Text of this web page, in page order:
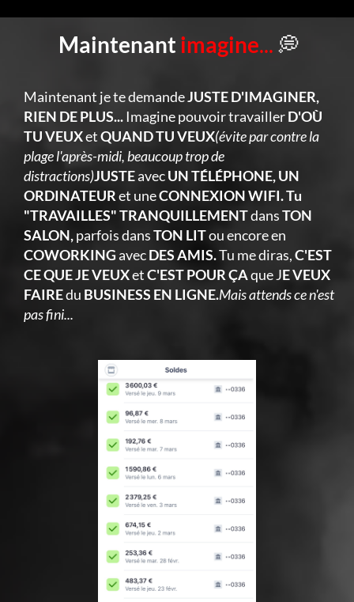
Maintenant imagine... 💭
Maintenant je te demandeJUSTE D'IMAGINER,
RIEN DE PLUS... Imagine pouvoir travaillerD'OÙ
TU VEUXetQUAND TU VEUX(évite par contre la
plage l'après-midi, beaucoup trop de
distractions)JUSTEavecUN TÉLÉPHONE, UN
ORDINATEURet uneCONNEXION WIFI. Tu
"TRAVAILLES" TRANQUILLEMENTdansTON
SALON,parfois dansTON LITou encore en
COWORKINGavecDES AMIS.Tu me diras,C'EST
CE QUE JE VEUXetC'EST POUR ÇAque JE VEUX
FAIREdu BUSINESS EN LIGNE.Mais attends ce n'est
pas fini...